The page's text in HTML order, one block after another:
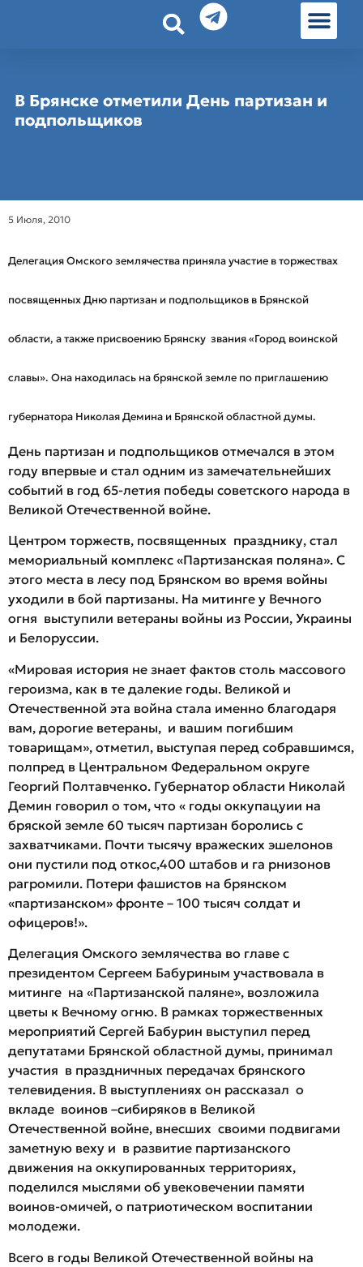
В Брянске отметили День партизан и
подпольщиков
5 Июля, 2010
Делегация Омского землячества приняла участие в торжествах
посвященных Дню партизан и подпольщиков в Брянской
области, а также присвоению Брянску звания «Город воинской
славы». Она находилась на брянской земле по приглашению
губернатора Николая Демина и Брянской областной думы.
День партизан и подпольщиков отмечался в этом
году впервые и стал одним из замечательнейших
событий в год 65-летия победы советского народа в
Великой Отечественной войне.
Центром торжеств, посвященных празднику, стал
мемориальный комплекс «Партизанская поляна». С
этого места в лесу под Брянском во время войны
уходили в бой партизаны. На митинге у Вечного
огня выступили ветераны войны из России, Украины
и Белоруссии.
«Мировая история не знает фактов столь массового
героизма, как в те далекие годы. Великой и
Отечественной эта война стала именно благодаря
вам, дорогие ветераны, и вашим погибшим
товарищам», отметил, выступая перед собравшимся,
полпред в Центральном Федеральном округе
Георгий Полтавченко. Губернатор области Николай
Демин говорил о том, что « годы оккупацуии на
бряской земле 60 тысяч партизан боролись с
захватчиками. Почти тысячу вражеских эшелонов
они пустили под откос,400 штабов и га рнизонов
рагромили. Потери фашистов на брянском
«партизанском» фронте – 100 тысяч солдат и
офицеров!».
Делегация Омского землячества во главе с
президентом Сергеем Бабуриным участвовала в
митинге на «Партизанской паляне», возложила
цветы к Вечному огню. В рамках торжественных
мероприятий Сергей Бабурин выступил перед
депутатами Брянской областной думы, принимал
участия в праздничных передачах брянского
телевидения. В выступлениях он рассказал о
вкладе воинов –сибиряков в Великой
Отечественной войне, внесших своими подвигами
заметную веху и в развитие партизанского
движения на оккупированных территориях,
поделился мыслями об увековечении памяти
воинов-омичей, о патриотическом воспитании
молодежи.
Всего в годы Великой Отечественной войны на